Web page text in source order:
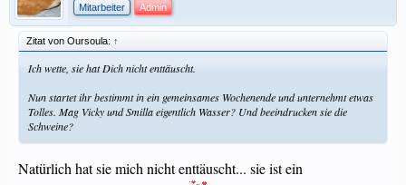
Mitarbeiter Admin
Zitat von Oursoula: ↑
Ich wette, sie hat Dich nicht enttäuscht.
Nun startet ihr bestimmt in ein gemeinsames Wochenende und unternehmt etwas
Tolles. Mag Vicky und Smilla eigentlich Wasser? Und beeindrucken sie die
Schweine?
Natürlich hat sie mich nicht enttäuscht... sie ist ein